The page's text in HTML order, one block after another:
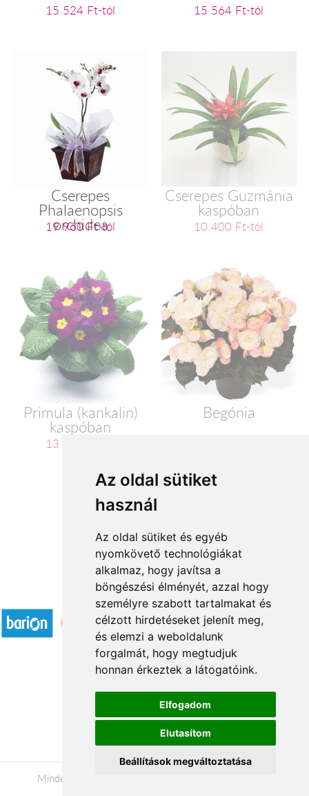
Az oldal sütiket
használ
Az oldal sütiket és egyéb
nyomkövető technológiákat
alkalmaz, hogy javítsa a
böngészési élményét, azzal hogy
személyre szabott tartalmakat és
célzott hirdetéseket jelenít meg,
és elemzi a weboldalunk
forgalmát, hogy megtudjuk
honnan érkeztek a látogatóink.
Elfogadom
Elutasítom
Beállítások megváltoztatása
15 524 Ft-tól 15 564 Ft-tól
Cserepes
Phalaenopsis
orchidea
19 960 Ft-tól
Cserepes Guzmánia
kaspóban
10 400 Ft-tól
Primula (kankalin)
kaspóban
13 600 Ft-tól
Begónia
1 2
Elfogadott fizetési módok
Á.SZ.F.
Impresszum
Adatkezelési tájékoztató
Minden jog fenntartva © 2026 |